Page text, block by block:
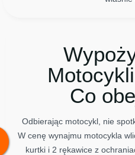
Co
Odbierając motocykl, nie
W cenę wynajmu motocykla
kurtki i 2 rękawice z